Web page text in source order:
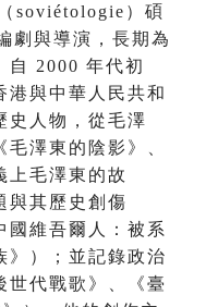
soviétologie）碩
劇與導演，長期為
自 2000 年代初
港與中華人民共和
史人物，從毛澤
澤東的陰影》、
上毛澤東的故
與其歷史創傷
國維吾爾人：被系
》）；並記錄政治
世代戰歌》、《臺